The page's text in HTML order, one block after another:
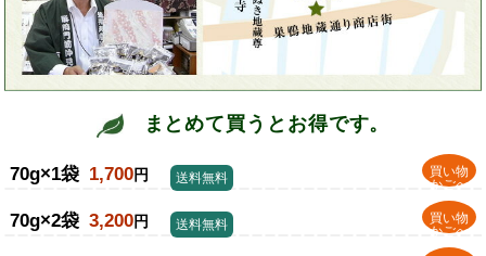
まとめて買うとお得です。
70g×1袋 1,700円
買い物
かごへ
送料無料
70g×2袋 3,200円
買い物
かごへ
送料無料